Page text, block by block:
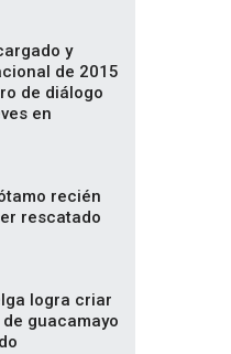
y
de 2015
de diálogo
en
recién
rescatado
logra criar
guacamayo